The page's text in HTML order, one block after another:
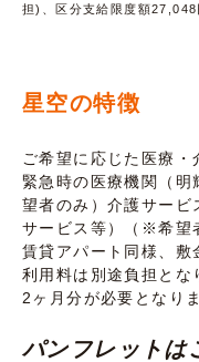
担)、区分支給限度額27,048
星空の特徴
ご希望に応じた医療
緊急時の医療機関（
望者のみ）介護サービ
サービス等）（※希望
賃貸アパート同様、敷
利用料は別途負担とな
2ヶ月分が必要となりま
パンフレットは